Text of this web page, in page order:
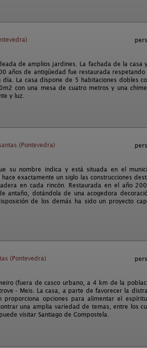
de amplios jardines. La fachada de la casa
años de antigüedad fue restaurada
La casa dispone de 5 habitaciones dobles
con una mesa de cuatro metros y una
y luz.
(Pontevedra)
su nombre indica y está situada en el
exactamente un siglo las construcciones
en cada rincón. Restaurada en el año
antaño, dotándola de una acogedora
de los demás ha sido un proyecto
(Pontevedra)
(fuera de casco urbano, a 4 km de la
- Meis. La casa, a parte de favorecer la
opciones para alimentar el
una amplia variedad de temas, entre los
visitar Santiago de Compostela.